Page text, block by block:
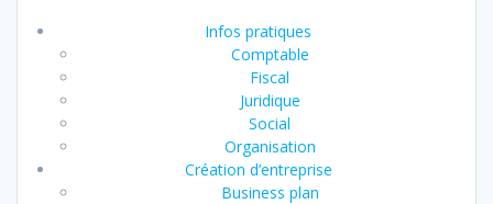
Infos pratiques
Comptable
Fiscal
Juridique
Social
Organisation
Création d’entreprise
Business plan